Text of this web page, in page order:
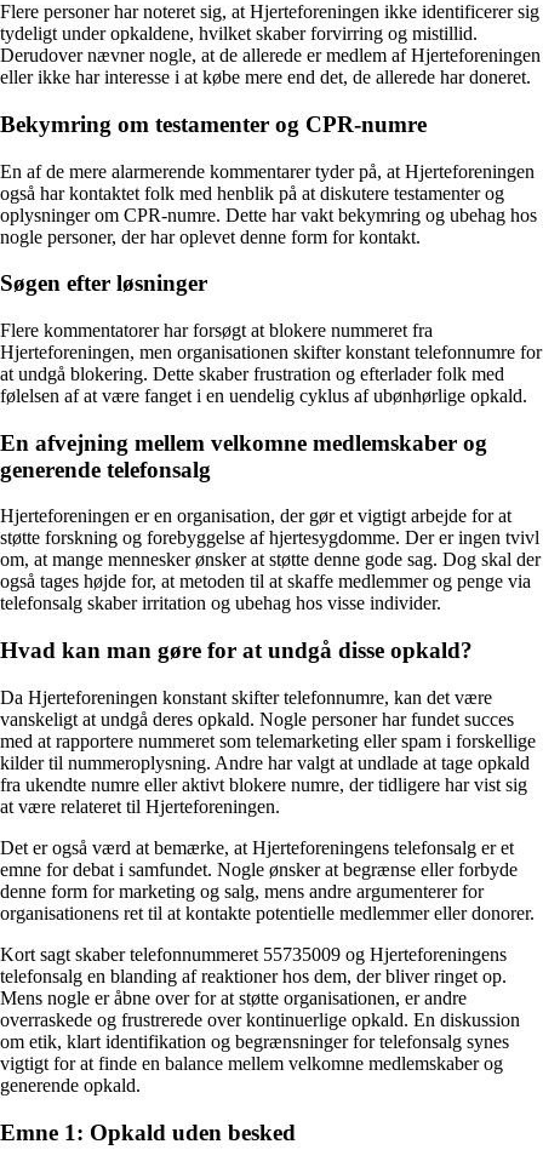
Flere personer har noteret sig, at Hjerteforeningen ikke identificerer sig
tydeligt under opkaldene, hvilket skaber forvirring og mistillid.
Derudover nævner nogle, at de allerede er medlem af Hjerteforeningen
eller ikke har interesse i at købe mere end det, de allerede har doneret.
Bekymring om testamenter og CPR-numre
En af de mere alarmerende kommentarer tyder på, at Hjerteforeningen
også har kontaktet folk med henblik på at diskutere testamenter og
oplysninger om CPR-numre. Dette har vakt bekymring og ubehag hos
nogle personer, der har oplevet denne form for kontakt.
Søgen efter løsninger
Flere kommentatorer har forsøgt at blokere nummeret fra
Hjerteforeningen, men organisationen skifter konstant telefonnumre for
at undgå blokering. Dette skaber frustration og efterlader folk med
følelsen af at være fanget i en uendelig cyklus af ubønhørlige opkald.
En afvejning mellem velkomne medlemskaber og
generende telefonsalg
Hjerteforeningen er en organisation, der gør et vigtigt arbejde for at
støtte forskning og forebyggelse af hjertesygdomme. Der er ingen tvivl
om, at mange mennesker ønsker at støtte denne gode sag. Dog skal der
også tages højde for, at metoden til at skaffe medlemmer og penge via
telefonsalg skaber irritation og ubehag hos visse individer.
Hvad kan man gøre for at undgå disse opkald?
Da Hjerteforeningen konstant skifter telefonnumre, kan det være
vanskeligt at undgå deres opkald. Nogle personer har fundet succes
med at rapportere nummeret som telemarketing eller spam i forskellige
kilder til nummeroplysning. Andre har valgt at undlade at tage opkald
fra ukendte numre eller aktivt blokere numre, der tidligere har vist sig
at være relateret til Hjerteforeningen.
Det er også værd at bemærke, at Hjerteforeningens telefonsalg er et
emne for debat i samfundet. Nogle ønsker at begrænse eller forbyde
denne form for marketing og salg, mens andre argumenterer for
organisationens ret til at kontakte potentielle medlemmer eller donorer.
Kort sagt skaber telefonnummeret 55735009 og Hjerteforeningens
telefonsalg en blanding af reaktioner hos dem, der bliver ringet op.
Mens nogle er åbne over for at støtte organisationen, er andre
overraskede og frustrerede over kontinuerlige opkald. En diskussion
om etik, klart identifikation og begrænsninger for telefonsalg synes
vigtigt for at finde en balance mellem velkomne medlemskaber og
generende opkald.
Emne 1: Opkald uden besked